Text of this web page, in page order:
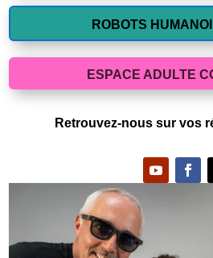
ROBOTS
ESPACE ADULTE
Retrouvez-nous sur vos